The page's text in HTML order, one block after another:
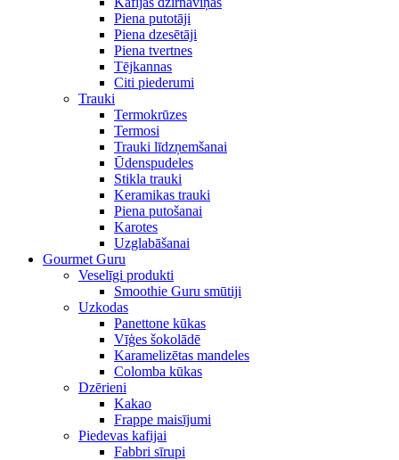
Piena putotāji
Piena dzesētāji
Piena tvertnes
Tējkannas
Citi piederumi
Trauki
Termokrūzes
Termosi
Trauki līdzņemšanai
Ūdenspudeles
Stikla trauki
Keramikas trauki
Piena putošanai
Karotes
Uzglabāšanai
Gourmet Guru
Veselīgi produkti
Smoothie Guru smūtiji
Uzkodas
Panettone kūkas
Vīģes šokolādē
Karamelizētas mandeles
Colomba kūkas
Dzērieni
Kakao
Frappe maisījumi
Piedevas kafijai
Fabbri sīrupi